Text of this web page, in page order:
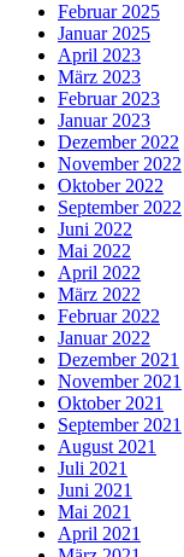
Februar 2025
Januar 2025
April 2023
März 2023
Februar 2023
Januar 2023
Dezember 2022
November 2022
Oktober 2022
September 2022
Juni 2022
Mai 2022
April 2022
März 2022
Februar 2022
Januar 2022
Dezember 2021
November 2021
Oktober 2021
September 2021
August 2021
Juli 2021
Juni 2021
Mai 2021
April 2021